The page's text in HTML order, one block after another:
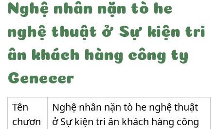
Nghệ nhân nặn tò he
nghệ thuật ở Sự kiện tri
ân khách hàng công ty
Genecer
Tên
chươn
Nghệ nhân nặn tò he nghệ thuật
ở Sự kiện tri ân khách hàng công